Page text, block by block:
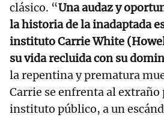
clásico. “Una audaz y
la historia de la inadaptada
instituto Carrie White
su vida recluida con su
la repentina y prematura
Carrie se enfrenta al extraño
instituto público, a un